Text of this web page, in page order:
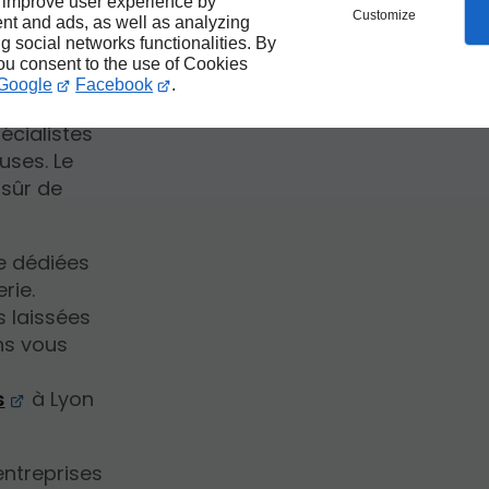
and ads, as well as analyzing
social networks functionalities. By
consent to the use of Cookies
Facebook .
Customize
de
voisins.
Le
de
dédiées
laissées
vous
à Lyon